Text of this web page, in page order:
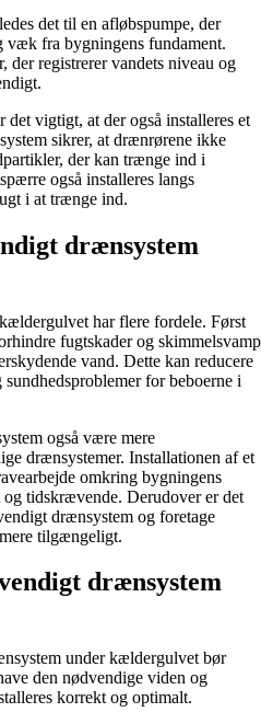
det til en afløbspumpe, der
væk fra bygningens fundament.
der registrerer vandets niveau og
vigtigt, at der også installeres et
sikrer, at drænrørene ikke
der kan trænge ind i
også installeres langs
i at trænge ind.
drænsystem
har flere fordele. Først
fugtskader og skimmelsvamp
vand. Dette kan reducere
for beboerne i
også være mere
drænsystemer. Installationen af et
omkring bygningens
tidskrævende. Derudover er det
drænsystem og foretage
tilgængeligt.
drænsystem
under kældergulvet bør
den nødvendige viden og
korrekt og optimalt.